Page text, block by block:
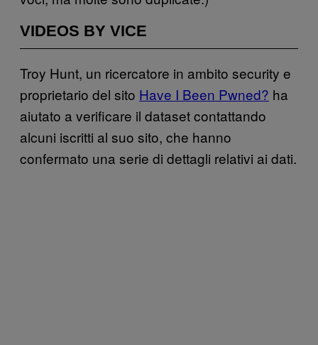
VIDEOS BY VICE
Troy Hunt, un ricercatore in ambito security e
proprietario del sito Have I Been Pwned? ha
aiutato a verificare il dataset contattando
alcuni iscritti al suo sito, che hanno
confermato una serie di dettagli relativi ai dati.